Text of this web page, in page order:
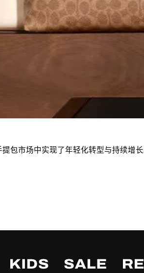
包市场中实现了年轻化转型与持续增